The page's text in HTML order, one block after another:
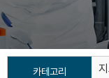
카테고리